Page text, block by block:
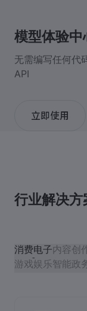
模型体验中
无需编写任何代
API
立即使用
行业解决方
消费电子内容创
游戏娱乐智能政